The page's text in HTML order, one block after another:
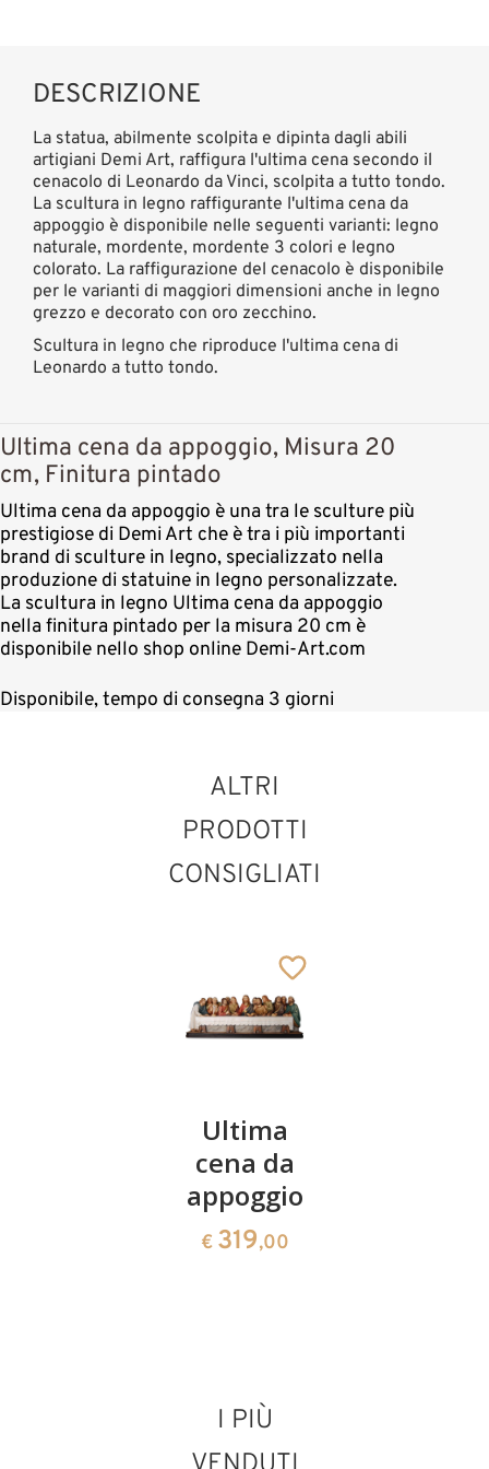
DESCRIZIONE
La statua, abilmente scolpita e dipinta dagli abili
artigiani Demi Art, raffigura l'ultima cena secondo il
cenacolo di Leonardo da Vinci, scolpita a tutto tondo.
La scultura in legno raffigurante l'ultima cena da
appoggio è disponibile nelle seguenti varianti: legno
naturale, mordente, mordente 3 colori e legno
colorato. La raffigurazione del cenacolo è disponibile
per le varianti di maggiori dimensioni anche in legno
grezzo e decorato con oro zecchino.
Scultura in legno che riproduce l'ultima cena di
Leonardo a tutto tondo.
Ultima cena da appoggio, Misura 20
cm, Finitura pintado
Ultima cena da appoggio è una tra le sculture più
prestigiose di Demi Art che è tra i più importanti
brand di sculture in legno, specializzato nella
produzione di statuine in legno personalizzate.
La scultura in legno Ultima cena da appoggio
nella finitura pintado per la misura 20 cm è
disponibile nello shop online Demi-Art.com
Disponibile, tempo di consegna 3 giorni
ALTRI
PRODOTTI
CONSIGLIATI
Ultima
cena da
appoggio
€ 319,00
I PIÙ